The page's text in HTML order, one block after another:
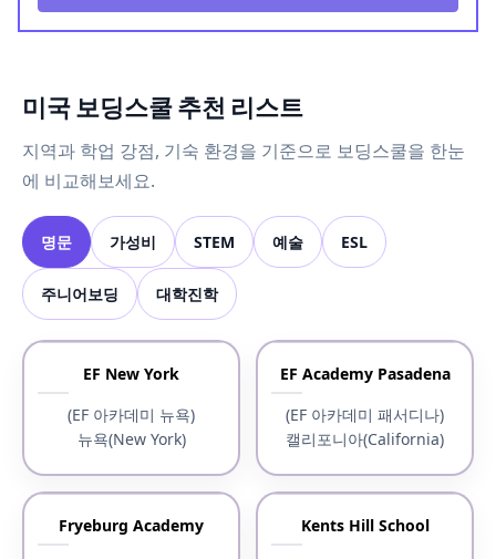
미국 보딩스쿨 추천 리스트
지역과 학업 강점, 기숙 환경을 기준으로 보딩스쿨을 한눈
에 비교해보세요.
명문 가성비 STEM 예술 ESL
주니어보딩 대학진학
EF New York
(EF 아카데미 뉴욕)
뉴욕(New York)
EF Academy Pasadena
(EF 아카데미 패서디나)
캘리포니아(California)
Fryeburg Academy
Kents Hill School